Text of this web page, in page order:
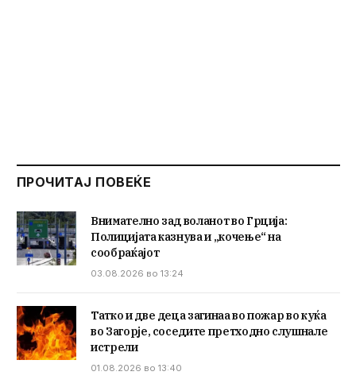
ПРОЧИТАЈ ПОВЕЌЕ
Внимателно зад воланот во Грција:
Полицијата казнува и „кочење“ на
сообраќајот
03.08.2026 во 13:24
Татко и две деца загинаа во пожар во куќа
во Загорје, соседите претходно слушнале
истрели
01.08.2026 во 13:40